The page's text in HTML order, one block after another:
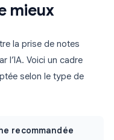
mieux
la prise de notes
l’IA. Voici un cadre
selon le type de
recommandée